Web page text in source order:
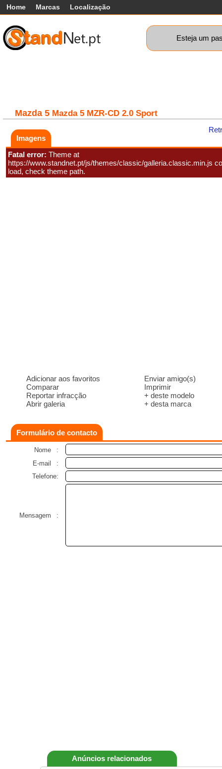
Home Marcas Localização
Esteja um
Mazda 5 Mazda 5 MZR-CD 2.0 Sport
Imagens
Fatal error: Theme at
https://www.standnet.pt/js/themes/classic/galleria.classic.min.js
load, check theme path.
Adicionar aos favoritos
Comparar
Reportar infracção
Abrir galeria
Enviar amigo(s)
Imprimir
+ deste modelo
+ desta marca
Formulário de contacto
Nome
:
E-mail
:
Telefone:
Mensagem :
Anúncios relacionados